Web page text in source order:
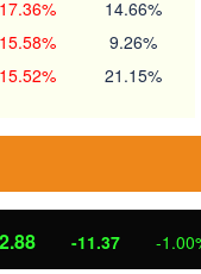
17.36% 14.66%
15.58% 9.26%
15.52% 21.15%
-1.00%